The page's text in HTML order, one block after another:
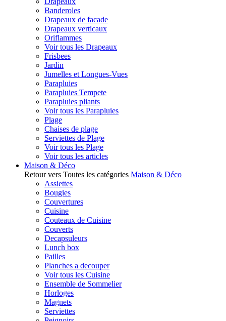
Banderoles
Drapeaux de facade
Drapeaux verticaux
Oriflammes
Voir tous les Drapeaux
Frisbees
Jardin
Jumelles et Longues-Vues
Parapluies
Parapluies Tempete
Parapluies pliants
Voir tous les Parapluies
Plage
Chaises de plage
Serviettes de Plage
Voir tous les Plage
Voir tous les articles
Maison & Déco
Retour vers Toutes les catégories Maison & Déco
Assiettes
Bougies
Couvertures
Cuisine
Couteaux de Cuisine
Couverts
Decapsuleurs
Lunch box
Pailles
Planches a decouper
Voir tous les Cuisine
Ensemble de Sommelier
Horloges
Magnets
Serviettes